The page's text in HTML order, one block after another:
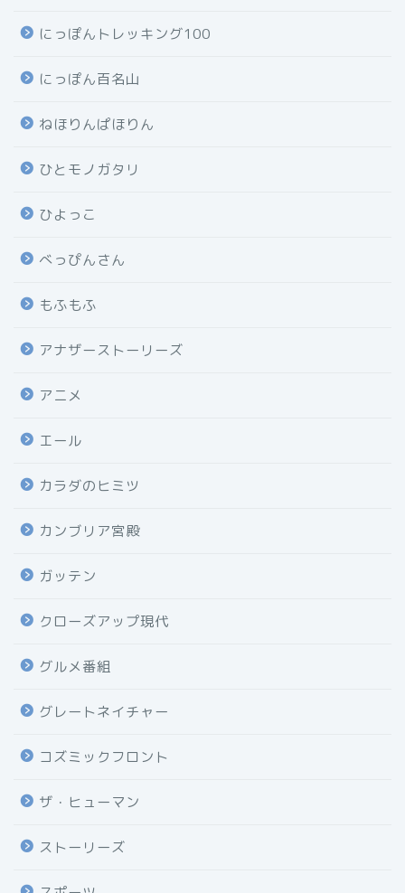
にっぽんトレッキング100
にっぽん百名山
ねほりんぱほりん
ひとモノガタリ
ひよっこ
べっぴんさん
もふもふ
アナザーストーリーズ
アニメ
エール
カラダのヒミツ
カンブリア宮殿
ガッテン
クローズアップ現代
グルメ番組
グレートネイチャー
コズミックフロント
ザ・ヒューマン
ストーリーズ